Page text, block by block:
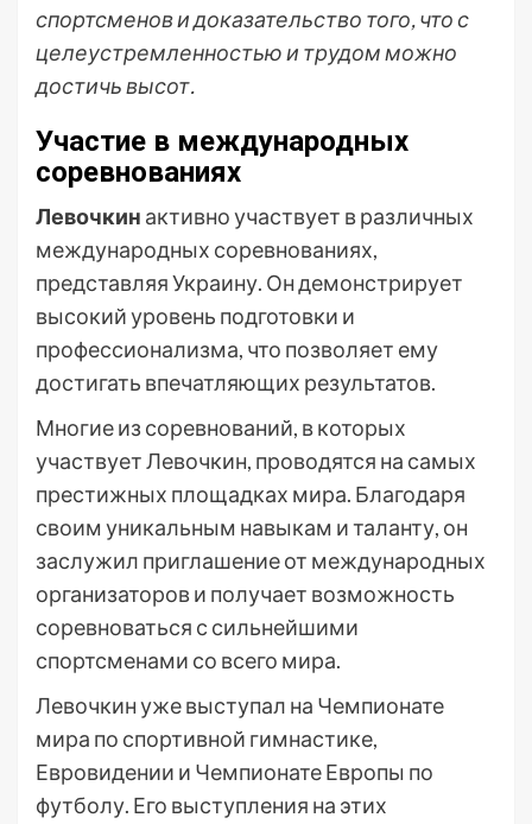
спортсменов и доказательство того, что с
целеустремленностью и трудом можно
достичь высот.
Участие в международных
соревнованиях
Левочкин активно участвует в различных
международных соревнованиях,
представляя Украину. Он демонстрирует
высокий уровень подготовки и
профессионализма, что позволяет ему
достигать впечатляющих результатов.
Многие из соревнований, в которых
участвует Левочкин, проводятся на самых
престижных площадках мира. Благодаря
своим уникальным навыкам и таланту, он
заслужил приглашение от международных
организаторов и получает возможность
соревноваться с сильнейшими
спортсменами со всего мира.
Левочкин уже выступал на Чемпионате
мира по спортивной гимнастике,
Евровидении и Чемпионате Европы по
футболу. Его выступления на этих